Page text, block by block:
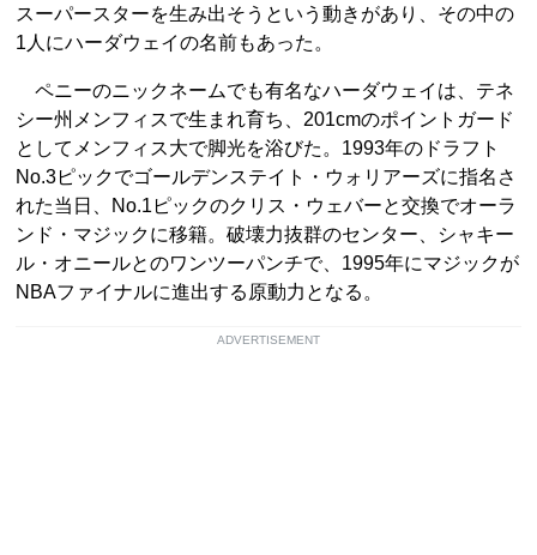
スーパースターを生み出そうという動きがあり、その中の
1人にハーダウェイの名前もあった。
ペニーのニックネームでも有名なハーダウェイは、テネ
シー州メンフィスで生まれ育ち、201cmのポイントガード
としてメンフィス大で脚光を浴びた。1993年のドラフト
No.3ピックでゴールデンステイト・ウォリアーズに指名さ
れた当日、No.1ピックのクリス・ウェバーと交換でオーラ
ンド・マジックに移籍。破壊力抜群のセンター、シャキー
ル・オニールとのワンツーパンチで、1995年にマジックが
NBAファイナルに進出する原動力となる。
ADVERTISEMENT